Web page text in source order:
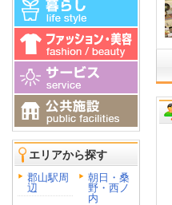
エリアから探す
郡山駅周
辺
朝日・桑
野・西ノ
内